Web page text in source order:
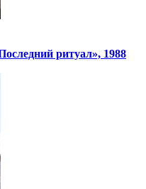
ритуал», 1988